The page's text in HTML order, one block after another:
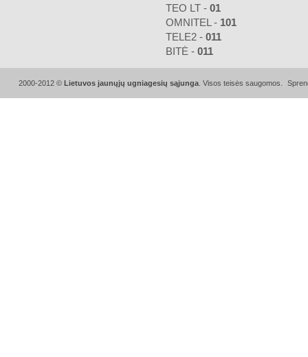
TEO LT - 01
OMNITEL - 101
TELE2 - 011
BITĖ - 011
2000-2012 © Lietuvos jaunųjų ugniagesių sąjunga . Visos teisės saugomos.